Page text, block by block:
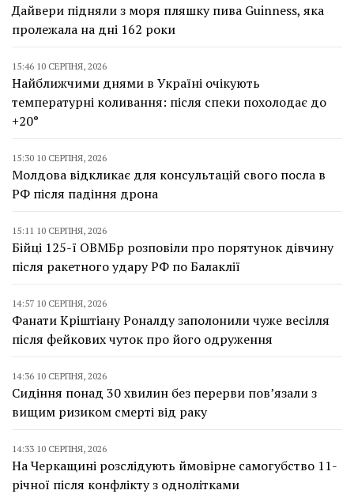
Дайвери підняли з моря пляшку пива Guinness, яка
пролежала на дні 162 роки
15:46 10 СЕРПНЯ, 2026
Найближчими днями в Україні очікують
температурні коливання: після спеки похолодає до
+20°
15:30 10 СЕРПНЯ, 2026
Молдова відкликає для консультацій свого посла в
РФ після падіння дрона
15:11 10 СЕРПНЯ, 2026
Бійці 125-ї ОВМБр розповіли про порятунок дівчину
після ракетного удару РФ по Балаклії
14:57 10 СЕРПНЯ, 2026
Фанати Кріштіану Роналду заполонили чуже весілля
після фейкових чуток про його одруження
14:36 10 СЕРПНЯ, 2026
Сидіння понад 30 хвилин без перерви пов’язали з
вищим ризиком смерті від раку
14:33 10 СЕРПНЯ, 2026
На Черкащині розслідують ймовірне самогубство 11-
річної після конфлікту з однолітками